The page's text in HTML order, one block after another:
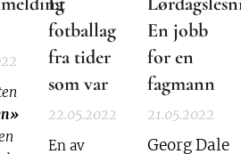
heller.
fotballag
fra tider
som var
22.05.2022
En av
En jobb
for en
fagmann
21.05.2022
Georg Dale